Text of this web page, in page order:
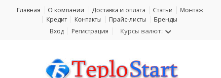
Главная О компании Доставка и оплата Статьи
Монтаж
Кредит
Контакты Прайс-листы
Бренды
Вход
Регистрация Курсы валют: